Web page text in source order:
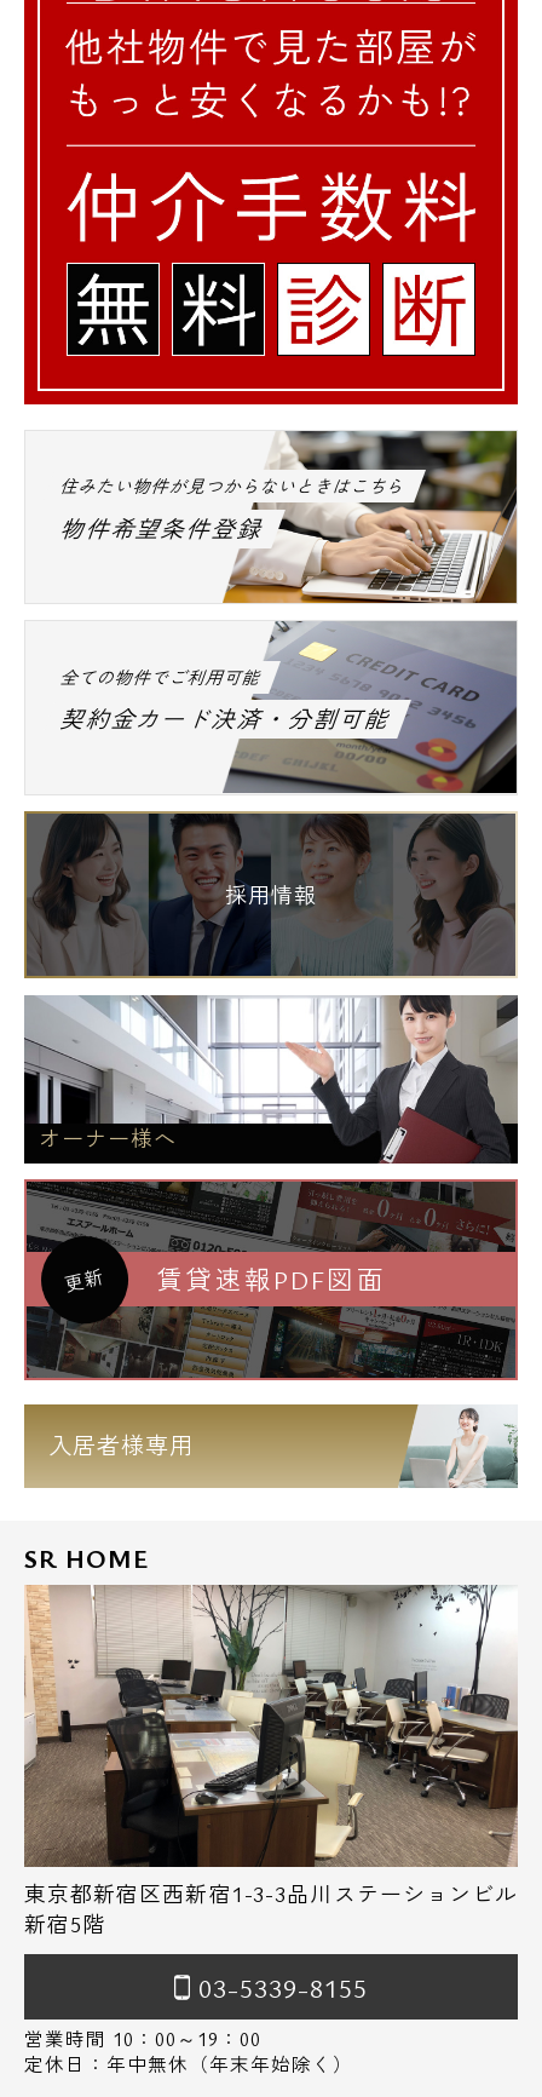
また「仲介手数料無料診断」や初期費用をお
手持ちの「クレジットカード」にてお支払い
頂けますのでお気軽にお問い合わせ下さい。
住みたい物件が見つからないときはこちら
物件希望条件登録
全ての物件でご利用可能
契約金カード決済・分割可能
採用情報
オーナー様へ
更新 賃貸速報PDF図面
入居者様専用
SR HOME
東京都新宿区西新宿1-3-3品川ステーションビル
新宿5階
03-5339-8155
営業時間 10：00～19：00
定休日：年中無休（年末年始除く）